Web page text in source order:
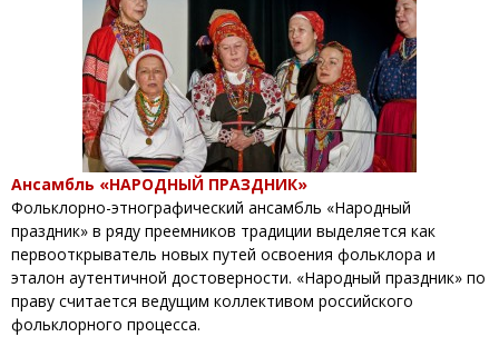
Ансамбль «НАРОДНЫЙ ПРАЗДНИК»
Фольклорно-этнографический ансамбль «Народный
праздник» в ряду преемников традиции выделяется как
первооткрыватель новых путей освоения фольклора и
эталон аутентичной достоверности. «Народный праздник» по
праву считается ведущим коллективом российского
фольклорного процесса.